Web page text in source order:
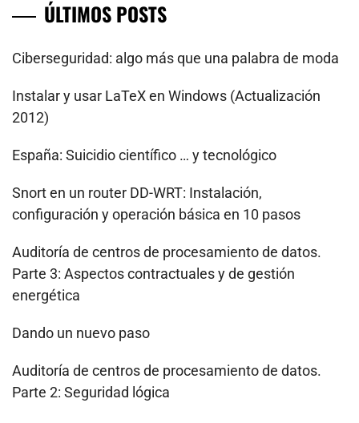
ÚLTIMOS POSTS
Ciberseguridad: algo más que una palabra de moda
Instalar y usar LaTeX en Windows (Actualización
2012)
España: Suicidio científico … y tecnológico
Snort en un router DD-WRT: Instalación,
configuración y operación básica en 10 pasos
Auditoría de centros de procesamiento de datos.
Parte 3: Aspectos contractuales y de gestión
energética
Dando un nuevo paso
Auditoría de centros de procesamiento de datos.
Parte 2: Seguridad lógica